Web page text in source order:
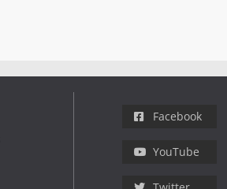
Facebook
YouTube